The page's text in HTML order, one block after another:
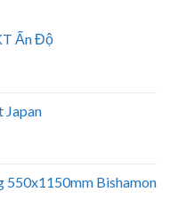
Ấn Độ
Japan
550x1150mm Bishamon